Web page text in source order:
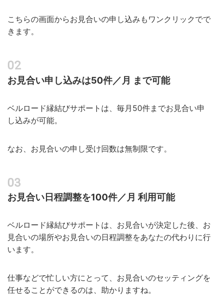
こちらの画面からお見合いの申し込みもワンクリックでで
きます。
お見合い申し込みは50件／月 まで可能
ベルロード縁結びサポートは、毎月50件までお見合い申
し込みが可能。
なお、お見合いの申し受け回数は無制限です。
お見合い日程調整を100件／月 利用可能
ベルロード縁結びサポートは、お見合いが決定した後、お
見合いの場所やお見合いの日程調整をあなたの代わりに行
います。
仕事などで忙しい方にとって、お見合いのセッティングを
任せることができるのは、助かりますね。